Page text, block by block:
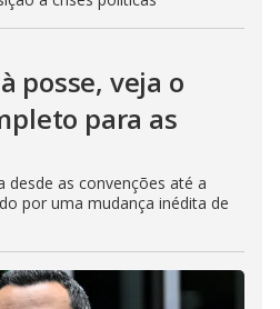
posse, veja o
para as
desde as convenções até a
por uma mudança inédita de